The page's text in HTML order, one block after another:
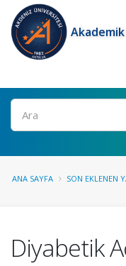
Ara
ANA SAYFA SON EKLENEN
Diyabetik